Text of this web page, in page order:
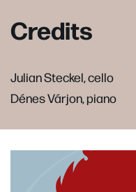
Credits
Julian Steckel, cello
Dénes Várjon, piano